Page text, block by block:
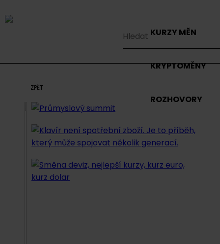
KURZY MĚN
KRYPTOMĚNY
ROZHOVORY
ZPĚT